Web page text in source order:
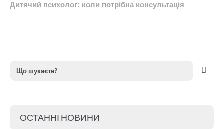
Дитячий психолог: коли потрібна консультація
ОСТАННІ НОВИНИ